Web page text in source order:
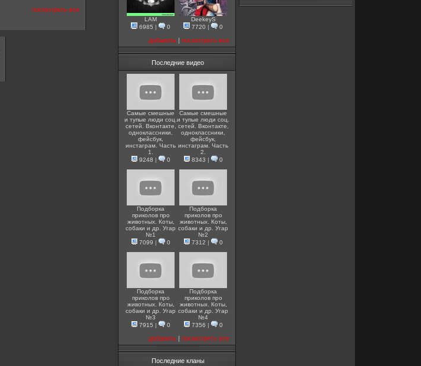
посмотреть все
LAM
6985 | 0
DeekeyS
7720 | 0
добавить | посмотреть все
Последние видео
Самые смешные
и тупые люди соц.
сетей. Вконтакте,
одноклассники,
фейсбук,
инстаграм. Часть
1.
9248 | 0
Самые смешные
и тупые люди соц.
сетей. Вконтакте,
одноклассники,
фейсбук,
инстаграм. Часть
2.
8343 | 0
Подборка
приколов про
животных. Коты,
собаки и др. Угар
№1
7099 | 0
Подборка
приколов про
животных. Коты,
собаки и др. Угар
№2
7312 | 0
Подборка
приколов про
животных. Коты,
собаки и др. Угар
№3
7915 | 0
Подборка
приколов про
животных. Коты,
собаки и др. Угар
№4
7356 | 0
добавить | посмотреть все
Последние кланы